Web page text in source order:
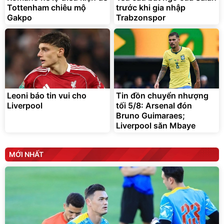
Đã bán nhiều Đang xem nhiều
G-FORCE VIETNA
Tottenham chiêu mộ
Gakpo
trước khi gia nhập
Trabzonspor
Leoni báo tin vui cho
Liverpool
Tin đồn chuyển nhượng
tối 5/8: Arsenal đón
Bruno Guimaraes;
Liverpool săn Mbaye
MỚI NHẤT